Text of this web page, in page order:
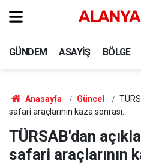
GÜNDEM ASAYIŞ BÖLGE
Anasayfa Güncel
safari araçlarının kaza sonrası...
TÜRSAB'dan
safari araçlarının